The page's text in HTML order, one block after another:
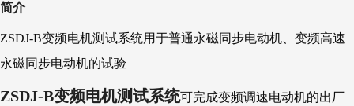
简介
ZSDJ-B变频电机测试系统用于普通永磁同步电动机、变频高速
永磁同步电动机的试验
ZSDJ-B变频电机测试系统可完成变频调速电动机的出厂